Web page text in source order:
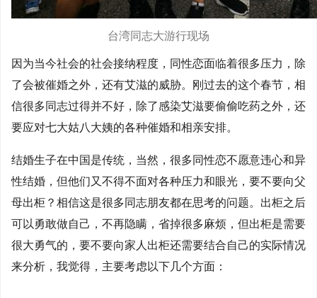
台湾同志大游行现场
因为当今社会的社会接纳程度，同性恋面临着很多压力，除
了会被催婚之外，还有艾滋的威胁。刚过去的这个春节，相
信很多同志过得并不好，除了感染艾滋要偷偷吃药之外，还
要应对七大姑八大姨的各种催婚和相亲安排。
结婚生子在中国是传统，当然，很多同性恋不愿意违心和异
性结婚，但他们又不得不面对各种压力和眼光，要不要向父
母出柜？相信这是很多同志朋友都在思考的问题。出柜之后
可以勇敢做自己，不再隐瞒，省掉很多麻烦，但出柜是需要
很大勇气的，要不要向家人出柜还需要结合自己的实际情况
来分析，我觉得，主要考虑以下几个方面：